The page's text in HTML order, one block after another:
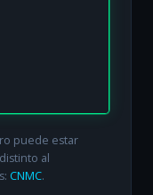
puede estar
al
CNMC.